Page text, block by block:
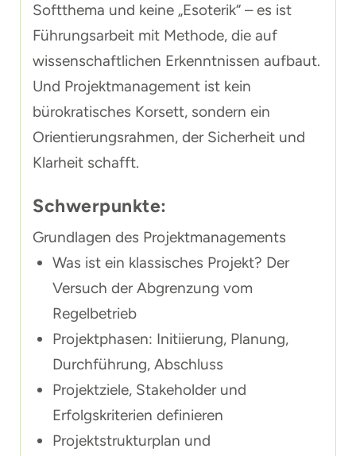
Softthema und keine „Esoterik“ – es ist
Führungsarbeit mit Methode, die auf
wissenschaftlichen Erkenntnissen aufbaut.
Und Projektmanagement ist kein
bürokratisches Korsett, sondern ein
Orientierungsrahmen, der Sicherheit und
Klarheit schafft.
Schwerpunkte:
Grundlagen des Projektmanagements
Was ist ein klassisches Projekt? Der
Versuch der Abgrenzung vom
Regelbetrieb
Projektphasen: Initiierung, Planung,
Durchführung, Abschluss
Projektziele, Stakeholder und
Erfolgskriterien definieren
Projektstrukturplan und